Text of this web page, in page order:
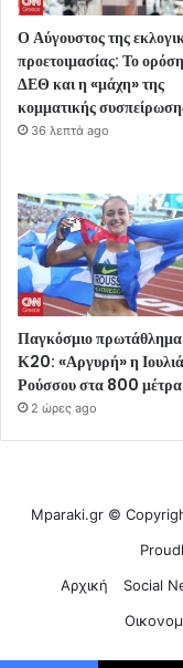
Ο Αύγουστος της
προετοιμασίας: Το
ΔΕΘ και η «μάχη» της
κομματικής
36 λεπτά ago
Παγκόσμιο πρωτάθλημα
Κ20: «Αργυρή» η
Ρούσσου στα 800 μέτρα
2 ώρες ago
Mparaki.gr ©
Αρχική
Social